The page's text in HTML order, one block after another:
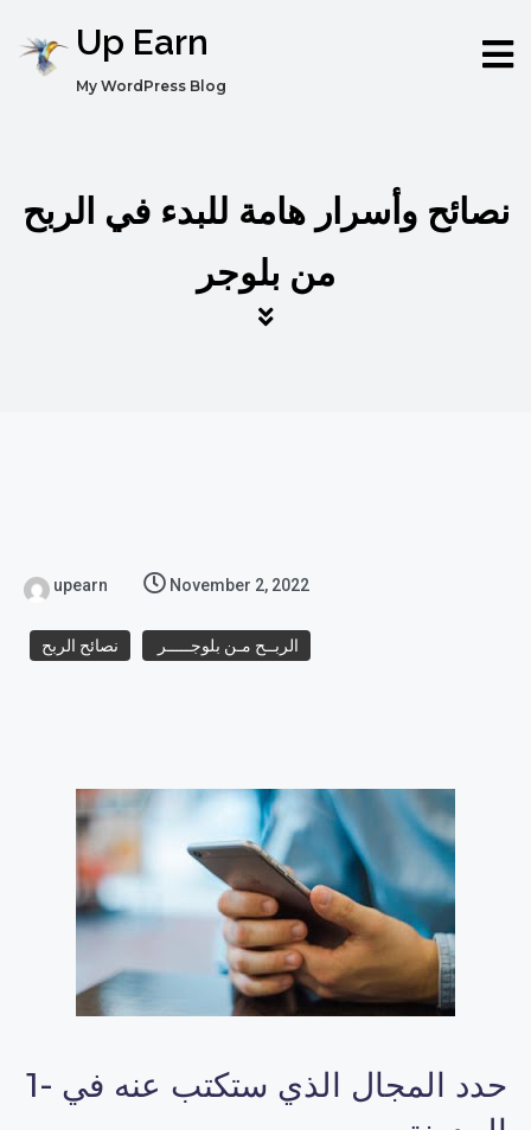
Up Earn
My WordPress Blog
نصائح وأسرار هامة للبدء في الربح
من بلوجر
upearn November 2, 2022
الربــح مـن بلوجـــــر نصائح الربح
1- حدد المجال الذي ستكتب عنه في